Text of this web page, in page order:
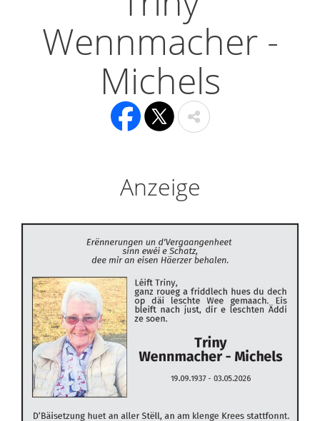
Wennmacher -
Michels
Anzeige